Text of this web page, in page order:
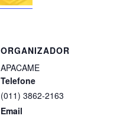
ORGANIZADOR
APACAME
Telefone
(011) 3862-2163
Email